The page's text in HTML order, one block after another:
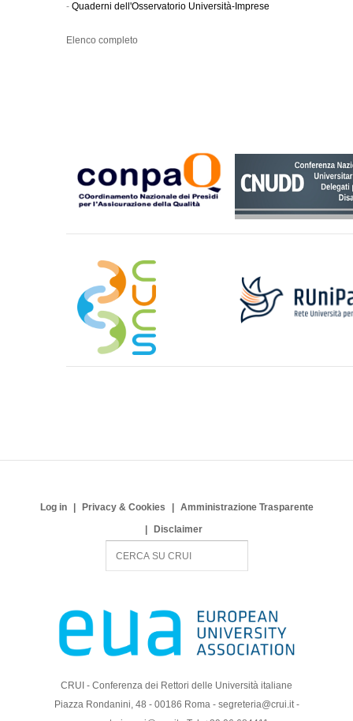
- Quaderni dell'Osservatorio Università-Imprese
Elenco completo
Log in Privacy & Cookies
Amministrazione Trasparente
Disclaimer
c
CRUI - Conferenza dei Rettori delle Università italiane
Piazza Rondanini, 48 - 00186 Roma - segreteria@crui.it -